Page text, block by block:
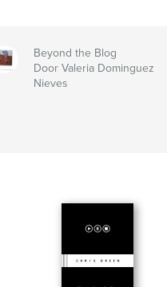
Beyond the Blog
Door Valeria Dominguez
Nieves